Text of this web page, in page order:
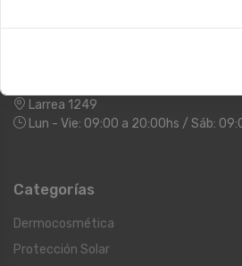
Ugarte 1728
Lun - Vie 09:00 a 12:00 y de 12:30 a
Larrea 1249
Lun - Vie: 09:00 a 20:00hs / Sáb:
Categorías
Dermocosmética
Protección Solar